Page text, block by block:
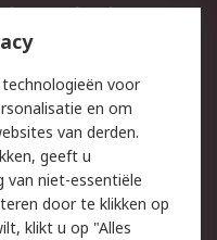
advies
veiligheid
voor
en om
van derden.
geeft u
van niet-essentiële
door te klikken op
klikt u op "Alles